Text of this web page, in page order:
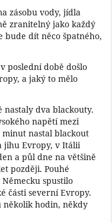
zásobu vody, jídla
zranitelný jako každý
bude dít něco špatného,
poslední době došlo
a jaký to mělo
nastaly dva blackouty.
napětí mezi
nastal blackout
jihu Evropy, v Itálii
a půl dne na většině
později. Pouhé
spustilo
části severní Evropy.
hodin, někdy